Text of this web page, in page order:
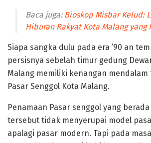
Baca juga: Bioskop Misbar Kelud:
Hiburan Rakyat Kota Malang yang
Siapa sangka dulu pada era ’90 an
persisnya sebelah timur gedung
Malang memiliki kenangan
Pasar Senggol Kota Malang.
Penamaan Pasar senggol yang
tersebut tidak menyerupai model
apalagi pasar modern. Tapi pada